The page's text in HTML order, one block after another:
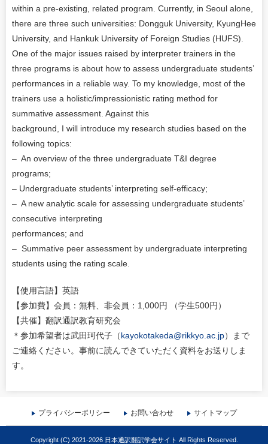
within a pre-existing, related program. Currently, in Seoul alone,
there are three such universities: Dongguk University, KyungHee
University, and Hankuk University of Foreign Studies (HUFS).
One of the major issues raised by interpreter trainers in the
three programs is about how to assess undergraduate students’
performances in a reliable way. To my knowledge, most of the
trainers use a holistic/impressionistic rating method for
summative assessment. Against this
background, I will introduce my research studies based on the
following topics:
– An overview of the three undergraduate T&I degree
programs;
– Undergraduate students’ interpreting self-efficacy;
– A new analytic scale for assessing undergraduate students’
consecutive interpreting
performances; and
– Summative peer assessment by undergraduate interpreting
students using the rating scale.
【使用言語】英語
【参加費】会員：無料、非会員：1,000円 （学生500円）
【共催】翻訳通訳教育研究会
＊参加希望者は武田珂代子（kayokotakeda@rikkyo.ac.jp）まで
ご連絡ください。事前に読んできていただく資料をお送りしま
す。
プライバシーポリシー お問い合わせ サイトマップ
Copyright (C) 2021-2026 日本通訳翻訳学会サイト All Rights Reserved.